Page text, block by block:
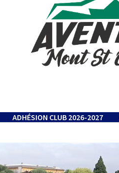
ADHÉSION CLUB 2026-2027